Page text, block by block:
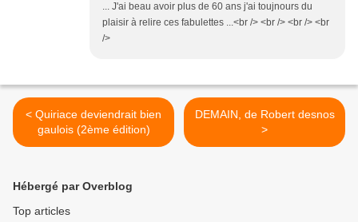
... J'ai beau avoir plus de 60 ans j'ai toujnours du
plaisir à relire ces fabulettes ...<br /> <br /> <br /> <br
/>
< Quiriace deviendrait bien
gaulois (2ème édition)
DEMAIN, de Robert desnos
>
Hébergé par Overblog
Top articles